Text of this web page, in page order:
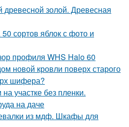
древесной золой. Древесная
сортов яблок с фото и
профиля WHS Halo 60
новой кровли поверх старого
шифера?
участке без пленки.
на даче
из мдф. Шкафы для